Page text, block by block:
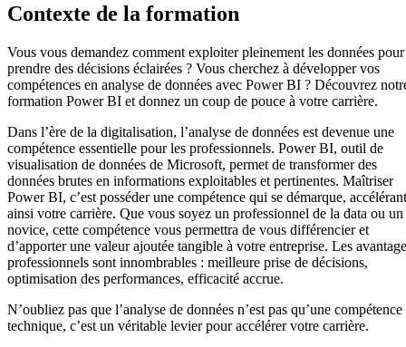
Contexte de la formation
Vous vous demandez comment exploiter pleinement les données pour
prendre des décisions éclairées ? Vous cherchez à développer vos
compétences en analyse de données avec Power BI ? Découvrez
formation Power BI et donnez un coup de pouce à votre carrière.
Dans l’ère de la digitalisation, l’analyse de données est devenue une
compétence essentielle pour les professionnels. Power BI, outil de
visualisation de données de Microsoft, permet de transformer des
données brutes en informations exploitables et pertinentes. Maîtriser
Power BI, c’est posséder une compétence qui se démarque, accélérant
ainsi votre carrière. Que vous soyez un professionnel de la data ou un
novice, cette compétence vous permettra de vous différencier et
d’apporter une valeur ajoutée tangible à votre entreprise. Les
professionnels sont innombrables : meilleure prise de décisions,
optimisation des performances, efficacité accrue.
N’oubliez pas que l’analyse de données n’est pas qu’une compétence
technique, c’est un véritable levier pour accélérer votre carrière.